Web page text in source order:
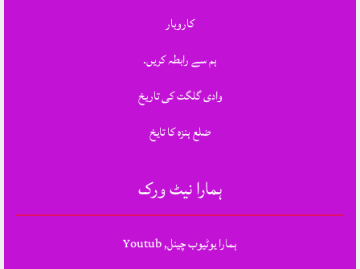
کاروبار
ہم سے رابطہ کریں.
وادی گلگت کی تاریخ
ضلع ہنزہ کا تایخ
ہمارا نیٹ ورک
ہمارا یوٹیوب چینل, Youtub